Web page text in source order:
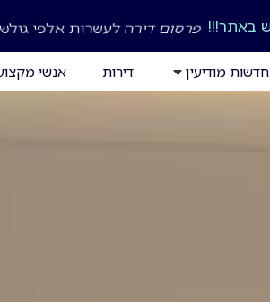
באתר!!! פרסום דירה לעשרות אלפי
חדשות מודיעין דירות אנשי